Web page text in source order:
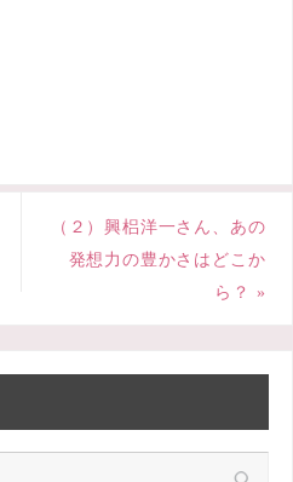
（２）興梠洋一さん、あの
発想力の豊かさはどこか
ら？ »